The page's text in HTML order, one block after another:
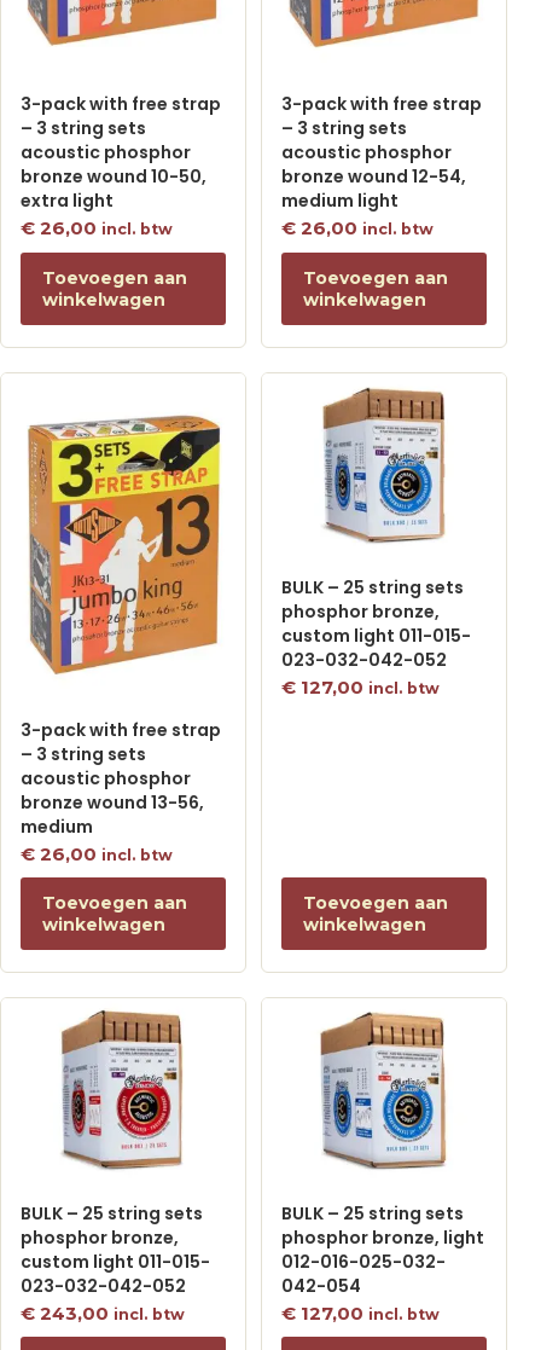
3-pack with free strap
– 3 string sets
acoustic phosphor
bronze wound 10-50,
extra light
€ 26,00 incl. btw
Toevoegen aan
winkelwagen
3-pack with free strap
– 3 string sets
acoustic phosphor
bronze wound 12-54,
medium light
€ 26,00 incl. btw
Toevoegen aan
winkelwagen
3-pack with free strap
– 3 string sets
acoustic phosphor
bronze wound 13-56,
medium
€ 26,00 incl. btw
Toevoegen aan
winkelwagen
BULK – 25 string sets
phosphor bronze,
custom light 011-015-
023-032-042-052
€ 127,00 incl. btw
Toevoegen aan
winkelwagen
BULK – 25 string sets
phosphor bronze,
custom light 011-015-
023-032-042-052
€ 243,00 incl. btw
BULK – 25 string sets
phosphor bronze, light
012-016-025-032-
042-054
€ 127,00 incl. btw